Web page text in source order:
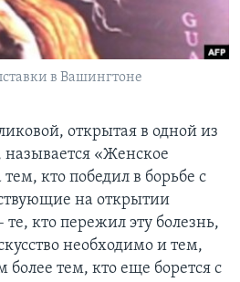
в Вашингтоне
открытая в одной из
«Женское
кто победил в борьбе с
на открытии
кто пережил эту болезнь,
необходимо и тем,
более тем, кто еще борется с